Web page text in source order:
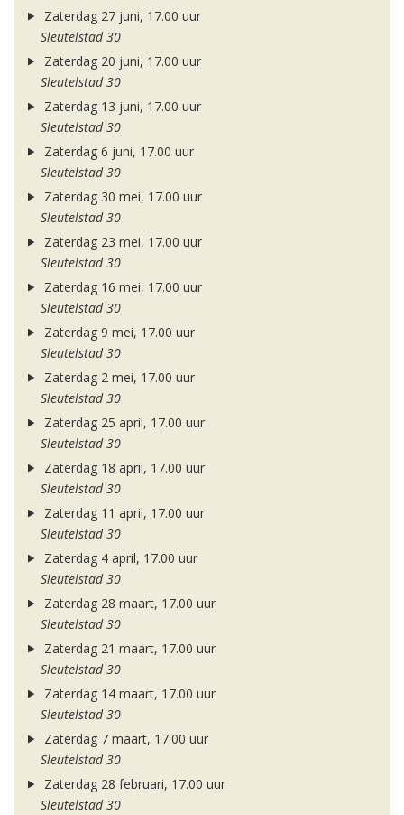
Zaterdag 27 juni, 17.00 uur
Sleutelstad 30
Zaterdag 20 juni, 17.00 uur
Sleutelstad 30
Zaterdag 13 juni, 17.00 uur
Sleutelstad 30
Zaterdag 6 juni, 17.00 uur
Sleutelstad 30
Zaterdag 30 mei, 17.00 uur
Sleutelstad 30
Zaterdag 23 mei, 17.00 uur
Sleutelstad 30
Zaterdag 16 mei, 17.00 uur
Sleutelstad 30
Zaterdag 9 mei, 17.00 uur
Sleutelstad 30
Zaterdag 2 mei, 17.00 uur
Sleutelstad 30
Zaterdag 25 april, 17.00 uur
Sleutelstad 30
Zaterdag 18 april, 17.00 uur
Sleutelstad 30
Zaterdag 11 april, 17.00 uur
Sleutelstad 30
Zaterdag 4 april, 17.00 uur
Sleutelstad 30
Zaterdag 28 maart, 17.00 uur
Sleutelstad 30
Zaterdag 21 maart, 17.00 uur
Sleutelstad 30
Zaterdag 14 maart, 17.00 uur
Sleutelstad 30
Zaterdag 7 maart, 17.00 uur
Sleutelstad 30
Zaterdag 28 februari, 17.00 uur
Sleutelstad 30